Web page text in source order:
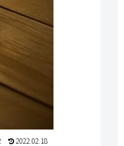
2022.02.18